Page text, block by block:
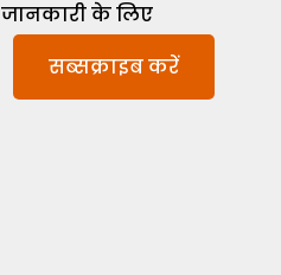
जानकारी के लिए
सब्सक्राइब करें